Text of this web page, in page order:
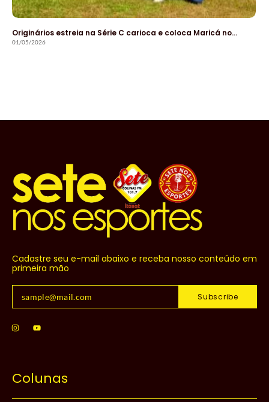
Originários estreia na Série C carioca e coloca Maricá no…
01/05/2026
Cadastre seu e-mail abaixo e receba nosso conteúdo em
primeira mão
Subscribe
Colunas